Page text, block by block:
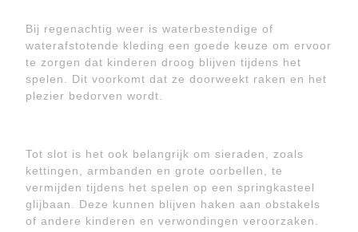
Bij regenachtig weer is waterbestendige of
waterafstotende kleding een goede keuze om ervoor
te zorgen dat kinderen droog blijven tijdens het
spelen. Dit voorkomt dat ze doorweekt raken en het
plezier bedorven wordt.
Tot slot is het ook belangrijk om sieraden, zoals
kettingen, armbanden en grote oorbellen, te
vermijden tijdens het spelen op een springkasteel
glijbaan. Deze kunnen blijven haken aan obstakels
of andere kinderen en verwondingen veroorzaken.